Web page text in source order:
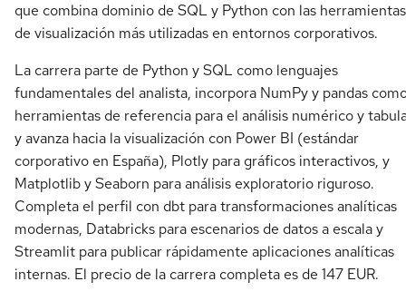
que combina dominio de SQL y Python con las herramientas
de visualización más utilizadas en entornos corporativos.
La carrera parte de Python y SQL como lenguajes
fundamentales del analista, incorpora NumPy y pandas
herramientas de referencia para el análisis numérico y
y avanza hacia la visualización con Power BI (estándar
corporativo en España), Plotly para gráficos interactivos, y
Matplotlib y Seaborn para análisis exploratorio riguroso.
Completa el perfil con dbt para transformaciones analíticas
modernas, Databricks para escenarios de datos a escala y
Streamlit para publicar rápidamente aplicaciones analíticas
internas. El precio de la carrera completa es de 147 EUR.